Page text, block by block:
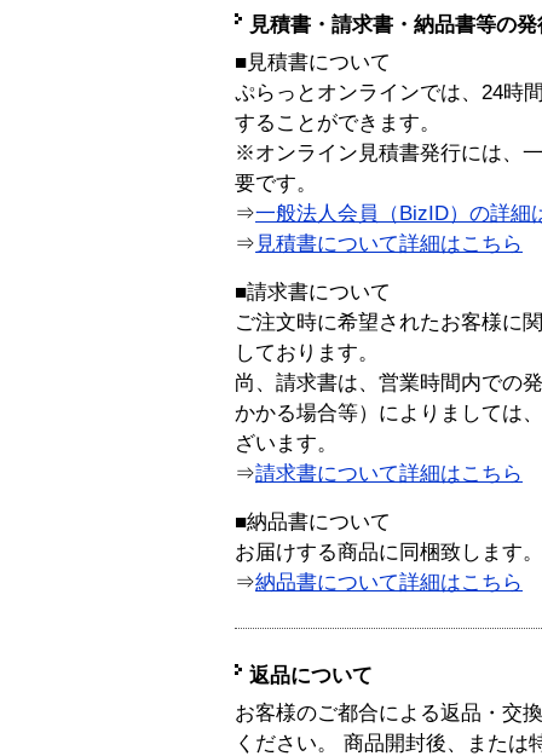
見積書・請求書・納品書等の
■見積書について
ぷらっとオンラインでは、24時
することができます。
※オンライン見積書発行には、
要です。
⇒一般法人会員（BizID）の詳細
⇒ 見積書について詳細はこちら
■請求書について
ご注文時に希望されたお客様に
しております。
尚、請求書は、営業時間内での
かかる場合等）によりましては
ざいます。
⇒請求書について詳細はこちら
■納品書について
お届けする商品に同梱致します。
⇒納品書について詳細はこちら
返品について
お客様のご都合による返品・交
ください。 商品開封後、または